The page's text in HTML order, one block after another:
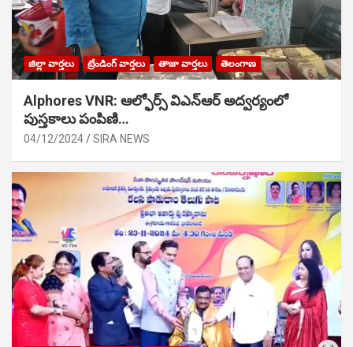
జిల్లా వార్తలు ట్రేండింగ్ వార్తలు తాజా వార్తలు తెలంగాణ
Alphores VNR: ఆల్ఫోర్స్ విఎన్ఆర్ అద్వర్యంలో
పుస్తకాలు పంపిణి…
04/12/2024 SIRA NEWS